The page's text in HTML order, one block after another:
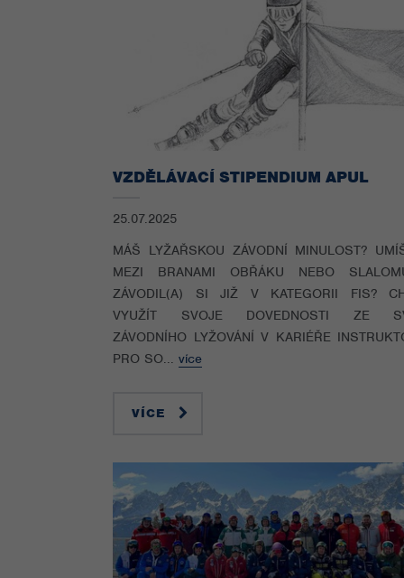
VZDĚLÁVACÍ STIPENDIUM APUL
25.07.2025
MÁŠ LYŽAŘSKOU ZÁVODNÍ MINULOST?
MEZI BRANAMI OBŘÁKU NEBO
ZÁVODIL(A) SI JIŽ V KATEGORII FIS?
VYUŽÍT SVOJE DOVEDNOSTI ZE
ZÁVODNÍHO LYŽOVÁNÍ V KARIÉŘE
PRO SO... více
VÍCE